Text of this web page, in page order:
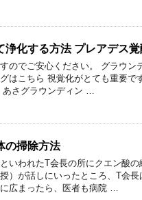
浄化する方法 プレアデス覚
のでご安心ください。 グラウン
はこちら 視覚化がとても重要で
あさグラウンディン …
の掃除方法
いわれたT会長の所にクエン酸
）が話しにいったところ、T会
広まったら、医者も病院 …